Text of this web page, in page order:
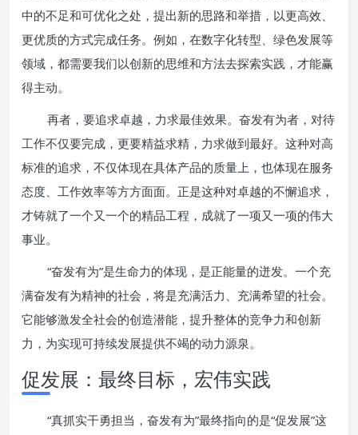
中的不足和可优化之处，提出新的思路和举措，以更高效、
更优质的方式完成任务。例如，在数字化转型、绿色发展等
领域，都需要我们以创新的思维和方法去探索实践，才能赢
得主动。
再者，要追求卓越，力求最佳效果。奋发有为者，对待
工作不仅要完成，更要精益求精，力求做到最好。这种对高
标准的追求，不仅体现在具体产品的质量上，也体现在服务
态度、工作效率等方方面面。正是这种对卓越的不懈追求，
才铸就了一个又一个的精品工程，成就了一项又一项的伟大
事业。
“奋发有为”是生命力的体现，是正能量的迸发。一个充
满奋发有为精神的社会，将是充满活力、充满希望的社会。
它能够激发全社会的创造潜能，提升整体的竞争力和创新
力，为实现可持续发展提供不竭的动力源泉。
促发展：最终目标，宏伟实践
“真抓实干勇担当，奋发有为”最终指向的是“促发展”这